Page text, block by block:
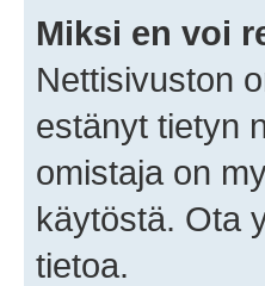
Miksi en voi
Nettisivuston
estänyt tietyn
omistaja on
käytöstä. Ota
tietoa.